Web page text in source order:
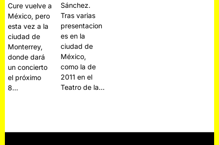
Cure vuelve a
México, pero
esta vez a la
ciudad de
Monterrey,
donde dará
un concierto
el próximo
8…
Sánchez.
Tras varias
presentacion
es en la
ciudad de
México,
como la de
2011 en el
Teatro de la…